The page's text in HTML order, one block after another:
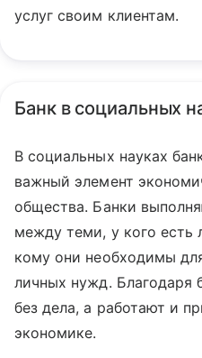
услуг своим клиентам.
Банк в социальных
В социальных науках
важный элемент
общества. Банки
между теми, у кого есть
кому они необходимы
личных нужд. Благодаря
без дела, а работают и
экономике.